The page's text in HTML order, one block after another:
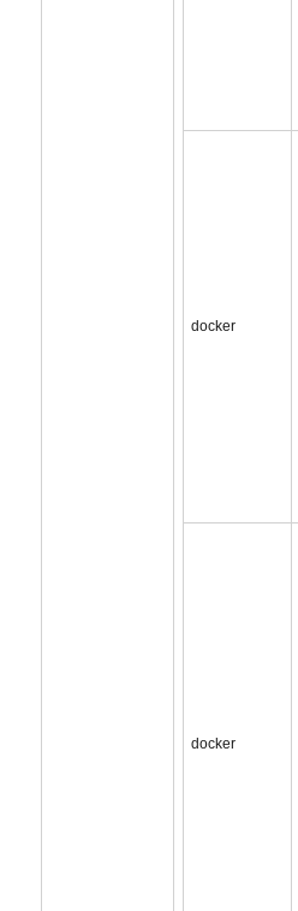
docker
docker